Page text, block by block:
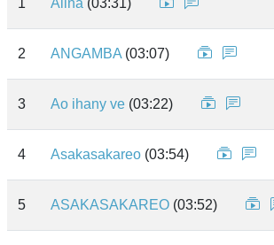
2 ANGAMBA (03:07)
3 Ao ihany ve (03:22)
4 Asakasakareo (03:54)
5 ASAKASAKAREO (03:52)